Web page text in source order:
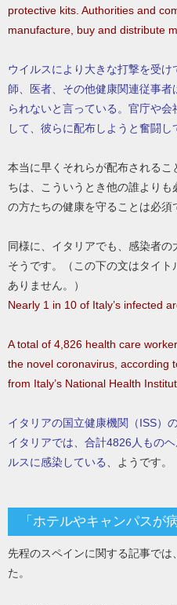
protective kits. Authorities and
manufacture, buy and distribute
ウイルスにより大きな打撃を受
師、医者、その他健康関連従事
られないと言っている。官庁や
して、彼らに配布しようと奮闘し
本当に早くそれらが配布される
ちは、こういうとき他の誰より
の方たちの健康を守ることは必須
同様に、イタリアでも、感染者
そうです。（この下の文はタイ
ありません。）
Nearly 1 in 10 of Italy’s infected
A total of 4,826 health care
the novel coronavirus, according
from Italy’s National Health
イタリアの国立健康機関（ISS）
イタリアでは、合計4826人もの
ルスに感染している
、ようです。
「ホテルやキャンパスが
先程のスペインに関する記事で
た。